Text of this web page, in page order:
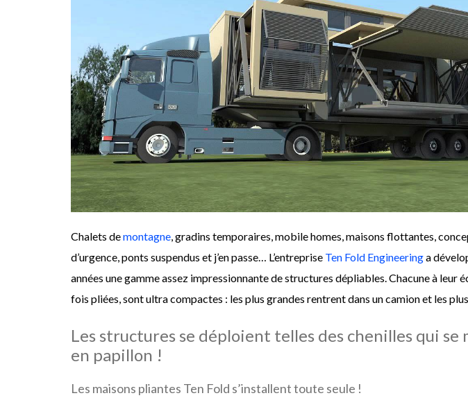
Chalets demontagne , gradins temporaires, mobile homes, maisons flottantes,
d’urgence, ponts suspendus et j’en passe… L’entreprise Ten Fold Engineeringa
années une gamme assez impressionnante de structures dépliables. Chacune à leur
fois pliées, sont ultra compactes : les plus grandes rentrent dans un camion et les
Les structures se déploient telles des chenilles qui
en papillon !
Les maisons pliantes Ten Fold s’installent toute seule !